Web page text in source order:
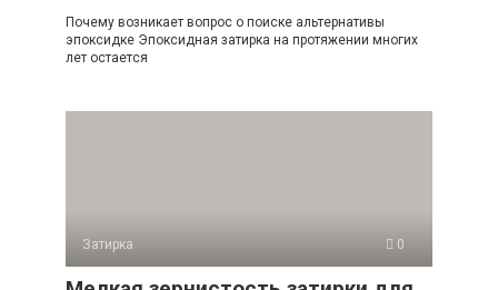
Почему возникает вопрос о поиске альтернативы
эпоксидке Эпоксидная затирка на протяжении многих
лет остается
Затирка 0